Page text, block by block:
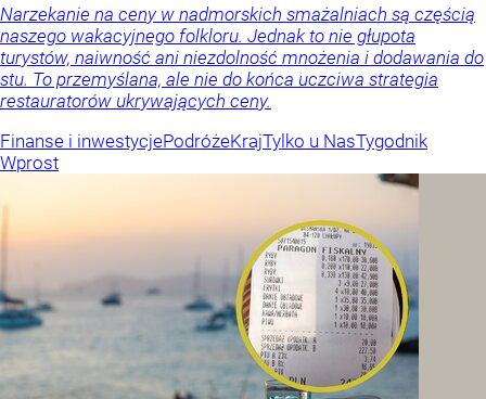
Narzekanie na ceny w nadmorskich smażalniach są częścią
naszego wakacyjnego folkloru. Jednak to nie głupota
turystów, naiwność ani niezdolność mnożenia i dodawania do
stu. To przemyślana, ale nie do końca uczciwa strategia
restauratorów ukrywających ceny.
Finanse i inwestycjePodróżeKrajTylko u NasTygodnik
Wprost